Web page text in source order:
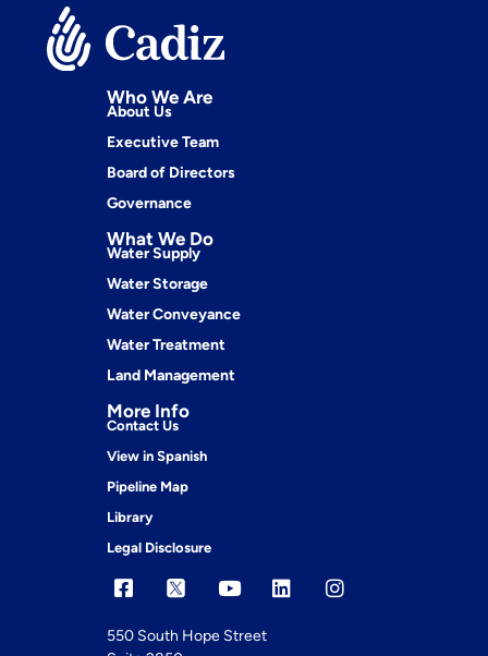
Who We Are
About Us
Executive Team
Board of Directors
Governance
What We Do
Water Supply
Water Storage
Water Conveyance
Water Treatment
Land Management
More Info
Contact Us
View in Spanish
Pipeline Map
Library
Legal Disclosure
550 South Hope Street